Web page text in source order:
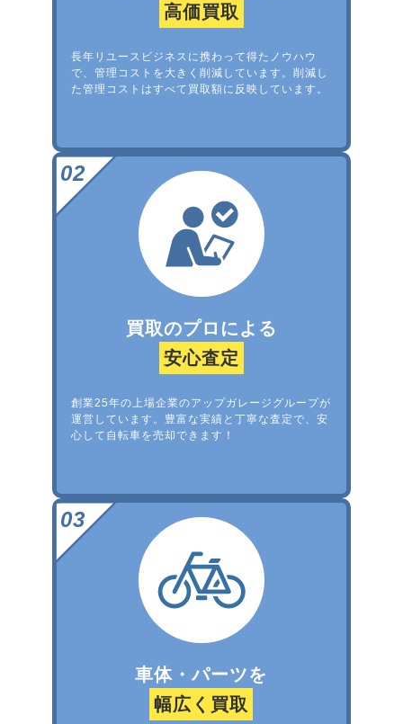
高価買取
長年リユースビジネスに携わって得たノウハウ
で、管理コストを大きく削減しています。削減し
た管理コストはすべて買取額に反映しています。
買取のプロによる
安心査定
創業25年の上場企業のアップガレージグループが
運営しています。豊富な実績と丁寧な査定で、安
心して自転車を売却できます！
車体・パーツを
幅広く買取